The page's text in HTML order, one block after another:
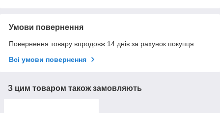
Умови повернення
Повернення товару впродовж 14 днів за рахунок покупця
Всі умови повернення
З цим товаром також замовляють